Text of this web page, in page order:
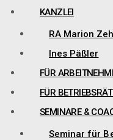
KANZLEI
RA Marion
Ines Päßler
FÜR
FÜR
SEMINARE &
Seminar für